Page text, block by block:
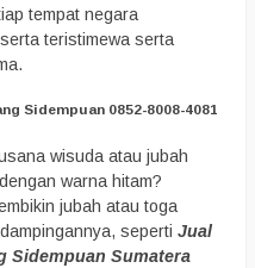
tempat negara
teristimewa serta
Sidempuan 0852-8008-4081
wisuda atau jubah
warna hitam?
jubah atau toga
seperti Jual
Sidempuan Sumatera